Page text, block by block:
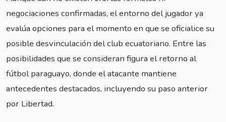
negociaciones confirmadas, el entorno del jugador ya
evalúa opciones para el momento en que se oficialice su
posible desvinculación del club ecuatoriano. Entre las
posibilidades que se consideran figura el retorno al
fútbol paraguayo, donde el atacante mantiene
antecedentes destacados, incluyendo su paso anterior
por Libertad.